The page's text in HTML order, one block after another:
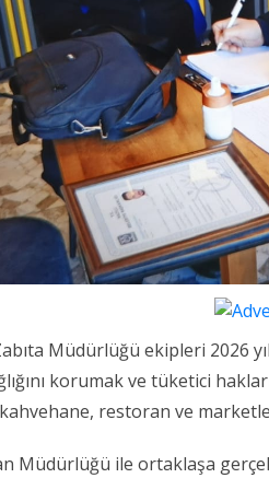
Müdürlüğü ekipleri 2026
korumak ve tüketici
kahvehane, restoran ve
Müdürlüğü ile ortaklaşa